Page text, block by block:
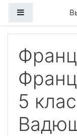
Боковая
5